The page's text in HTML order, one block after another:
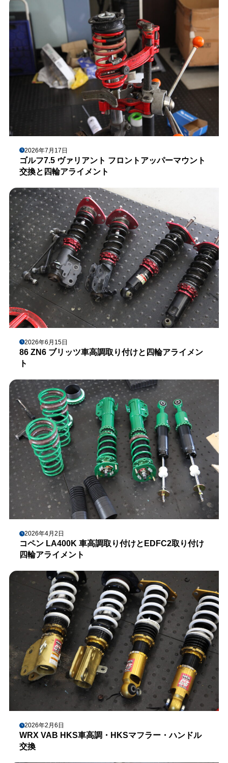
2026年7月17日
ゴルフ7.5 ヴァリアント フロントアッパーマウント
交換と四輪アライメント
2026年6月15日
86 ZN6 ブリッツ車高調取り付けと四輪アライメン
ト
2026年4月2日
コペン LA400K 車高調取り付けとEDFC2取り付け
四輪アライメント
2026年2月6日
WRX VAB HKS車高調・HKSマフラー・ハンドル
交換